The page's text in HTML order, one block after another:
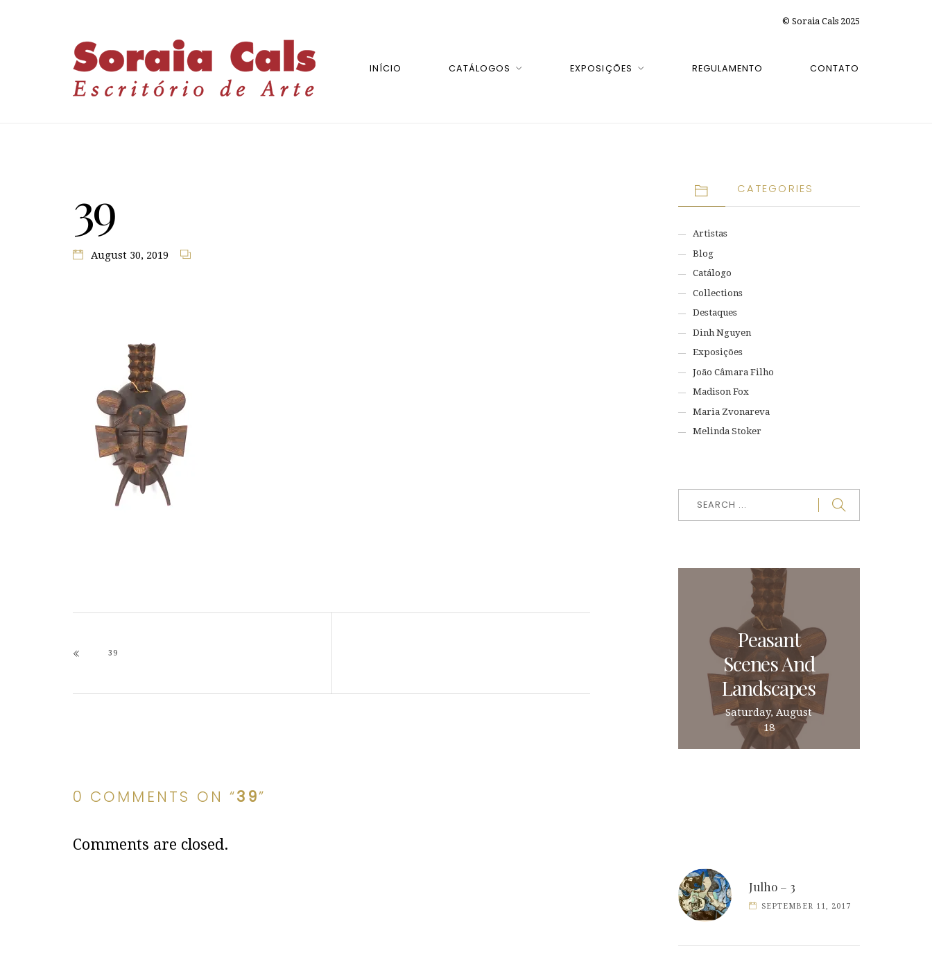
© Soraia Cals 2025
INÍCIO CATÁLOGOS EXPOSIÇÕES REGULAMENTO CONTATO
39
August 30, 2019
39
0 COMMENTS ON “39”
Comments are closed.
CATEGORIES
Artistas
Blog
Catálogo
Collections
Destaques
Dinh Nguyen
Exposições
João Câmara Filho
Madison Fox
Maria Zvonareva
Melinda Stoker
Peasant
Scenes And
Landscapes
Saturday, August
18
Julho – 3
SEPTEMBER 11, 2017